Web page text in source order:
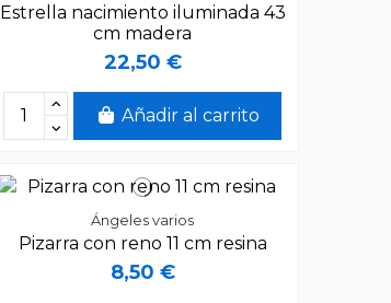
Estrella nacimiento iluminada 43
cm madera
22,50 €
Añadir al carrito
Ángeles varios
Pizarra con reno 11 cm resina
8,50 €